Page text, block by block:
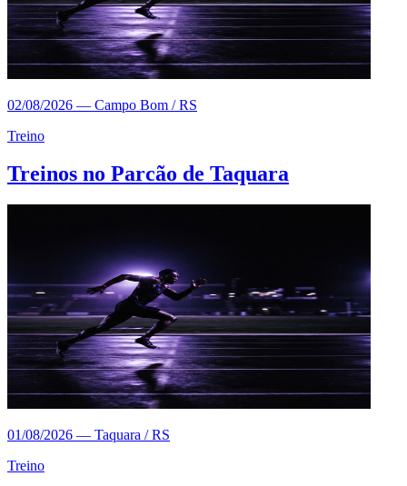
02/08/2026 — Campo Bom / RS
Treino
Treinos no Parcão de Taquara
01/08/2026 — Taquara / RS
Treino